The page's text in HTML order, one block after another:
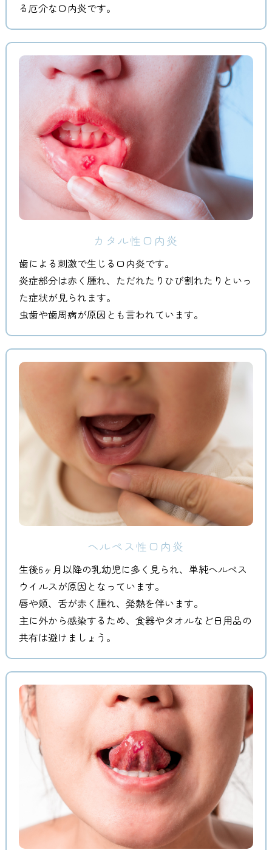
る厄介な口内炎です。
カタル性口内炎
歯による刺激で生じる口内炎です。
炎症部分は赤く腫れ、ただれたりひび割れたりといっ
た症状が見られます。
虫歯や歯周病が原因とも言われています。
ヘルペス性口内炎
生後6ヶ月以降の乳幼児に多く見られ、単純ヘルペス
ウイルスが原因となっています。
唇や頬、舌が赤く腫れ、発熱を伴います。
主に外から感染するため、食器やタオルなど日用品の
共有は避けましょう。